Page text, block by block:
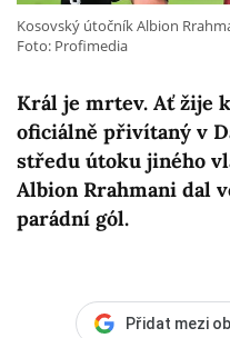
Král je mrtev. Ať žije
oficiálně přivítaný v
středu útoku jiného
Albion Rrahmani dal
parádní gól.
Kosovský útočník Albion
Foto: Profimedia
Přidat mezi